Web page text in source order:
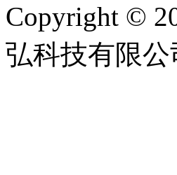
Copyright ©
弘科技有限